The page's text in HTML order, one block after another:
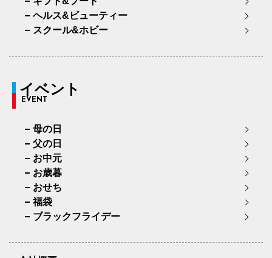
ヘルス&ビューティー
スクール&ホビー
イベント
EVENT
母の日
父の日
お中元
お歳暮
おせち
福袋
ブラックフライデー